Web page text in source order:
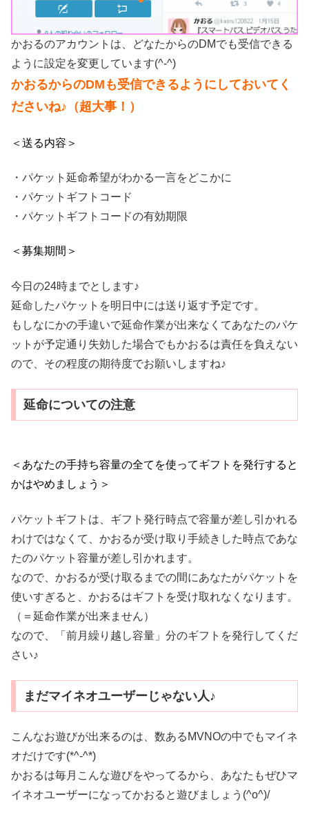
かおるのアカウントは、どなたからのDMでも受信できる
ように設定を変更しています(^-^)
かおるからのDMも受信できるようにしておいてく
ださいね♪（超大事！）
＜送る内容＞
・パケット延命希望がわかる一言をどこかに
・パケットギフトコード
・パケットギフトコードの有効期限
＜募集期間＞
今日の24時までとします♪
延命したパケットを明日中には送り返す予定です。
もしなにかの手違いで延命作業が出来なくてあなたのパケ
ットが予定通り失効した場合でもかおるは責任を負えない
ので、その程度の期待度でお願いしますね♪
延命についての注意
＜あなたの手持ち容量の全てを使ってギフトを発行すると
かはやめましょう＞
パケットギフトは、ギフト発行時点で容量が差し引かれる
わけではなくて、かおるが受け取り手続きした時点であな
たのパケット容量が差し引かれます。
なので、かおるが受け取るまでの間にあなたがパケットを
使いすぎると、かおるはギフトを受け取れなくなります。
（＝延命作業が出来ません）
なので、「前月繰り越し容量」分のギフトを発行してくだ
さい♪
まだマイネオユーザーじゃない人♪
こんなお遊びが出来るのは、数あるMVNOの中でもマイネ
オだけです(*^-^*)
かおるは毎月こんな遊びをやってるから、あなたもぜひマ
イネオユーザーになってかおると遊びましょう(^o^)/